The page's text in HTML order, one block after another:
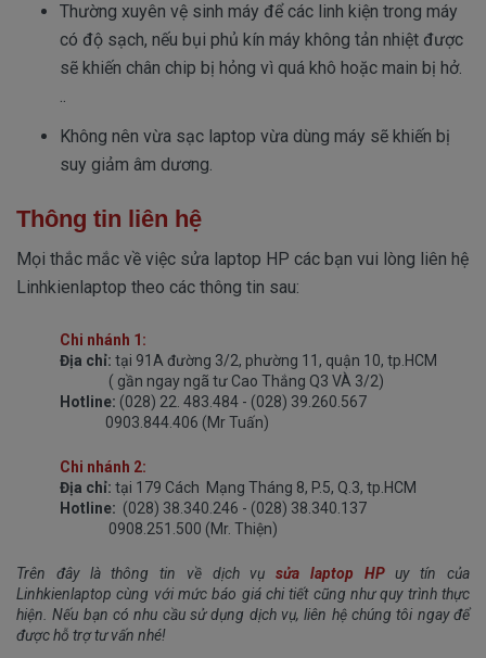
Thường xuyên vệ sinh máy để các linh kiện trong máy
có độ sạch, nếu bụi phủ kín máy không tản nhiệt được
sẽ khiến chân chip bị hỏng vì quá khô hoặc main bị hở.
..
Không nên vừa sạc laptop vừa dùng máy sẽ khiến bị
suy giảm âm dương.
Thông tin liên hệ
Mọi thắc mắc về việc sửa laptop HP các bạn vui lòng liên hệ
Linhkienlaptop theo các thông tin sau:
Chi nhánh 1:
Địa chỉ: tại 91A đường 3/2, phường 11, quận 10, tp.HCM
( gần ngay ngã tư Cao Thắng Q3 VÀ 3/2)
Hotline: (028) 22. 483.484 - (028) 39.260.567
0903.844.406 (Mr Tuấn)
Chi nhánh 2:
Địa chỉ: tại 179 Cách Mạng Tháng 8, P.5, Q.3, tp.HCM
Hotline: (028) 38.340.246 - (028) 38.340.137
0908.251.500 (Mr. Thiện)
Trên đây là thông tin về dịch vụsửa laptop HPuy tín của
Linhkienlaptop cùng với mức báo giá chi tiết cũng như quy trình thực
hiện. Nếu bạn có nhu cầu sử dụng dịch vụ, liên hệ chúng tôi ngay để
được hỗ trợ tư vấn nhé!